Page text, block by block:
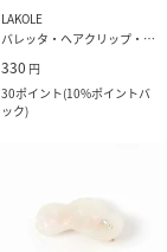
LAKOLE
バレッタ・ヘアクリップ・ヘアピン
330 円
30ポイント(10%ポイントバ
ック)